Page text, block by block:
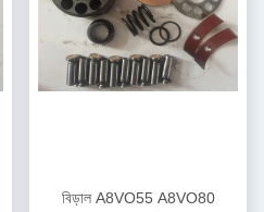
বিড়াল A8VO55 A8VO80